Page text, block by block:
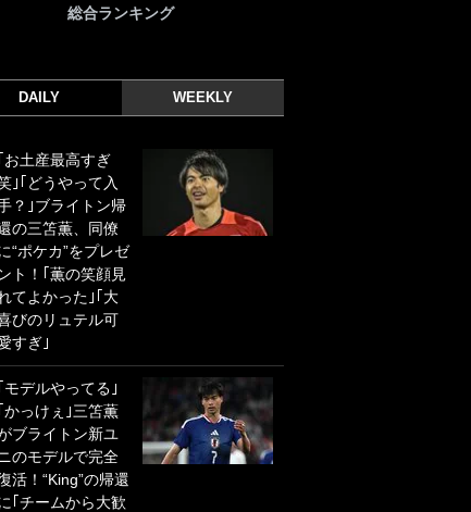
総合ランキング
DAILY WEEKLY
｢お土産最高すぎ
｣｢どうやって入
？｣ブライトン帰
の三笘薫、同僚
“ポケカ”をプレゼ
ント！｢薫の笑顔見
てよかった｣｢大
びのリュテル可
すぎ｣
｢モデルやってる｣
｢かっけぇ｣三笘薫
ブライトン新ユ
のモデルで完全
活！“King”の帰還
｢チームから大歓